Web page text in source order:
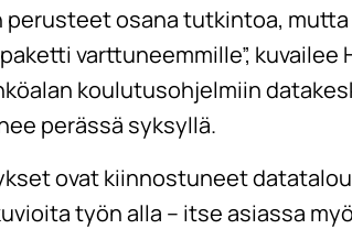
osana tutkintoa,
varttuneemmille”, kuvailee
koulutusohjelmiin
perässä syksyllä.
ovat kiinnostuneet
työn alla – itse asiassa